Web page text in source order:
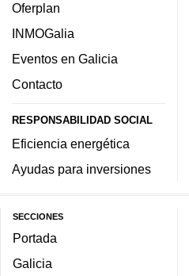
Oferplan
INMOGalia
Eventos en Galicia
Contacto
RESPONSABILIDAD SOCIAL
Eficiencia energética
Ayudas para inversiones
SECCIONES
Portada
Galicia